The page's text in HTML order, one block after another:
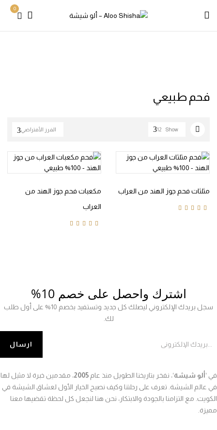
0
فحم طبيعي
الفرز الأفتراضي Show
12
مثلثات فحم جوز الهند من العراب
مكعبات فحم جوز الهند من
العراب
اشترك واحصل على خصم 10%
سجل بريدك الإلكتروني ليصلك كل جديد وتستفيد بخصم 10% على أول طلب
لك.
في ‘ألو شيشة‘، نفخر بتاريخنا الطويل منذ عام 2005، مقدمين خبرة لا مثيل لها
في عالم الشيشة. تعرف على رحلتنا وكيف نصبح الخيار الأول لعشاق الشيشة في
الكويت. مع التزامنا بالجودة والابتكار، نحن هنا لنجعل كل لحظة تقضيها معنا
مميزة.